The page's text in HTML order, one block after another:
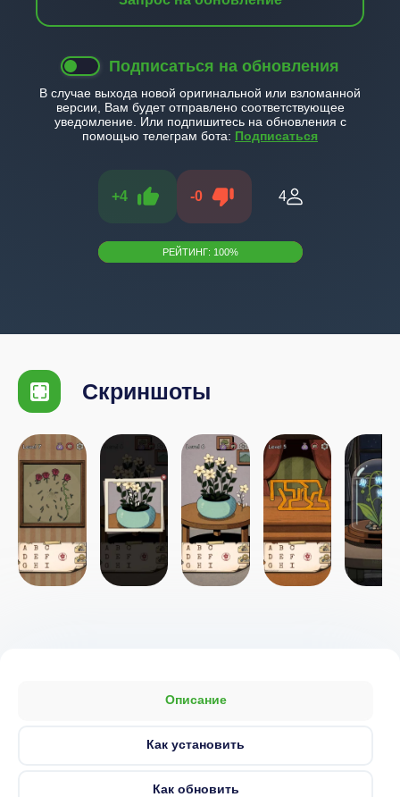
Подписаться на обновления
В случае выхода новой оригинальной или взломанной
версии, Вам будет отправлено соответствующее
уведомление. Или подпишитесь на обновления с
помощью телеграм бота: Подписаться
+4 -0 4
РЕЙТИНГ: 100%
Скриншоты
Описание
Как установить
Как обновить